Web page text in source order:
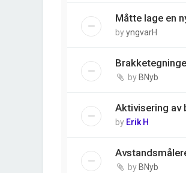
Måtte lage en
byyngvarH
by BNyb
Aktivisering av
by Erik H
by BNyb